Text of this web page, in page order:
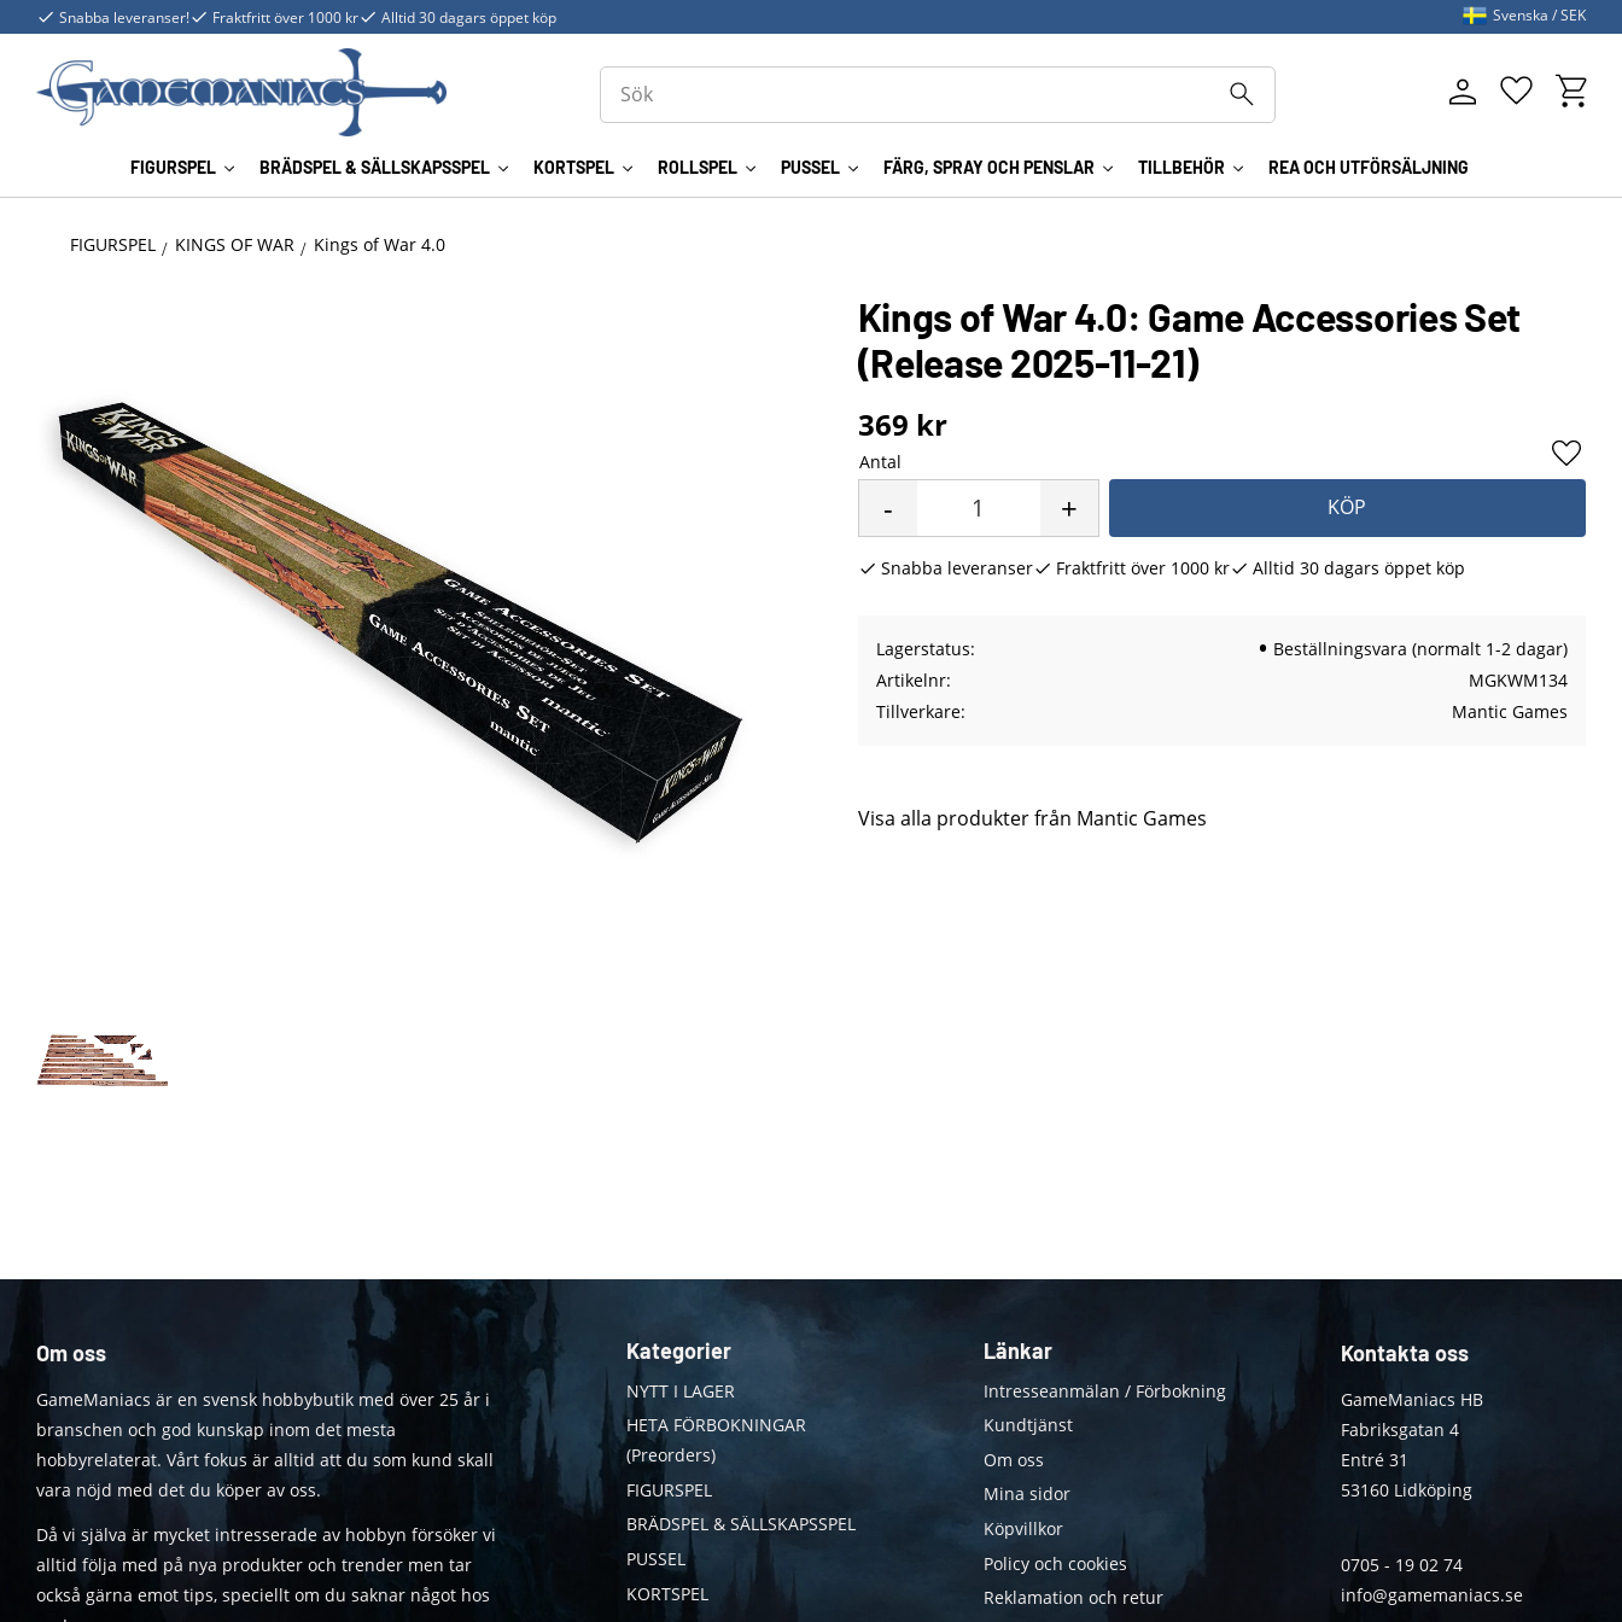
Snabba leveranser! Fraktfritt över 1000 kr Alltid 30 dagars öppet köp
FIGURSPEL BRÄDSPEL & SÄLLSKAPSSPEL KORTSPEL ROLLSPEL PUSSEL FÄRG, SPRAY OCH PENSLAR TILLBEHÖR REA OCH UTFÖRSÄLJNING
Favoriter
Svenska SEK
FIGURSPEL KINGS OF WAR Kings of War 4.0
Kings of War 4.0: Game Accessories Set
(Release 2025-11-21)
369 kr
Antal
+
- KÖP
Lägg
Snabba leveranser Fraktfritt över 1000 kr Alltid 30 dagars öppet köp
Lagerstatus
Beställningsvara (normalt 1-2 dagar)
Artikelnr
MGKWM134
Tillverkare
Mantic Games
Visa alla produkter från Mantic Games
Om oss
GameManiacs är en svensk hobbybutik med över 25 år i
branschen och god kunskap inom det mesta
hobbyrelaterat. Vårt fokus är alltid att du som kund skall
vara nöjd med det du köper av oss.
Då vi själva är mycket intresserade av hobbyn försöker vi
alltid följa med på nya produkter och trender men tar
också gärna emot tips, speciellt om du saknar något hos
Kategorier
NYTT I LAGER
HETA FÖRBOKNINGAR
(Preorders)
FIGURSPEL
BRÄDSPEL & SÄLLSKAPSSPEL
PUSSEL
KORTSPEL
Länkar
Intresseanmälan / Förbokning
Kundtjänst
Om oss
Mina sidor
Köpvillkor
Policy och cookies
Reklamation och retur
Kontakta oss
GameManiacs HB
Fabriksgatan 4
Entré 31
53160 Lidköping
0705 - 19 02 74
info@gamemaniacs.se